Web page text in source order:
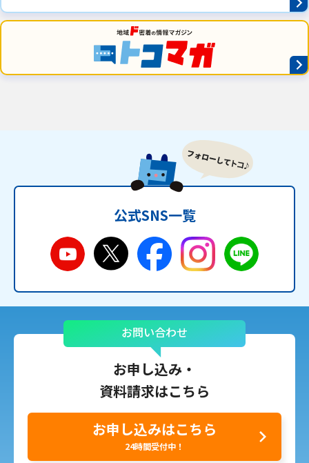
公式SNS一覧
お問い合わせ
お申し込み・
資料請求はこちら
お申し込みはこちら
24時間受付中！